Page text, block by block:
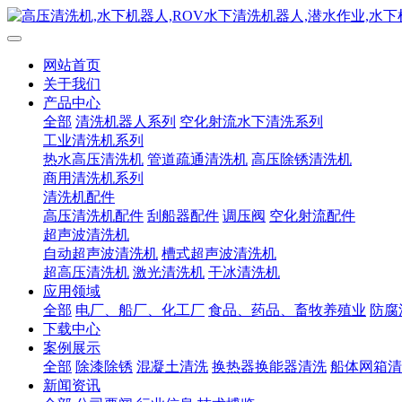
网站首页
关于我们
产品中心
全部 清洗机器人系列 空化射流水下清洗系列
工业清洗机系列
热水高压清洗机 管道疏通清洗机 高压除锈清洗机
商用清洗机系列
清洗机配件
高压清洗机配件 刮船器配件 调压阀 空化射流配件
超声波清洗机
自动超声波清洗机 槽式超声波清洗机
超高压清洗机 激光清洗机 干冰清洗机
应用领域
全部 电厂、船厂、化工厂 食品、药品、畜牧养殖业 防
下载中心
案例展示
全部 除漆除锈 混凝土清洗 换热器换能器清洗 船体网箱
新闻资讯